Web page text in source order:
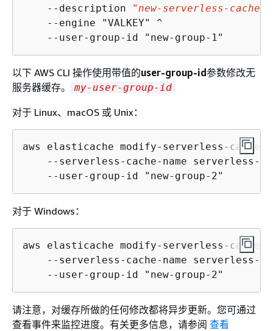
    --description
"new-serverless-cache"
    --engine "VALKEY" ^
以下 AWS CLI 操作使用带值的user-group-id参数修改无
服务器缓存。
my-user-group-id
对于 Linux、macOS 或 Unix：
aws elasticache modify-serverless-cache \
--serverless-cache-name serverless-
对于 Windows：
aws elasticache modify-serverless-cache ^
--serverless-cache-name serverless-
请注意，对缓存所做的任何修改都将异步更新。您可通过
查看事件来监控进度。有关更多信息，请参阅 查看